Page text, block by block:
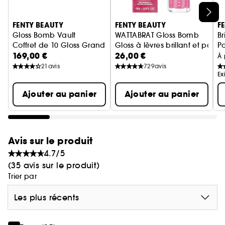
FENTY TREATZ HUILE À LEVRES au parfum
SMURFBERRY
- Hydrate et renforce la barrière d'hydratation des
lèvres pour un effet repulpé
- Adoucit et conditionne instantanément les
lèvres, améliore leur texture au fil du temps
- Nourrit les lèvres sèches et les gorge
d'hydratation
- Huiles de jojoba et d'églantier pour sceller
- Technologie adaptative au pH pour un éclat
personnalisé, subtil et brillant
- Applicateur mousse ultra-doux
- Parfum baies
GLOSS BOMB UNIVERSAL LIP LUMINIZER en teinte
FENTY BEAUTY
Gloss Bomb Vault
Coffret de 10 Gloss Grand Format
169,00 €
21 avis
Ajouter au panier
FENTY BEAUTY
WATTABRAT Gloss Bomb
Gloss à lèvres brillant et
26,00 €
729avis
Ajouter au panier
À
Avis sur le produit
4.7/5
(35 avis sur le produit)
Trier par
Les plus récents